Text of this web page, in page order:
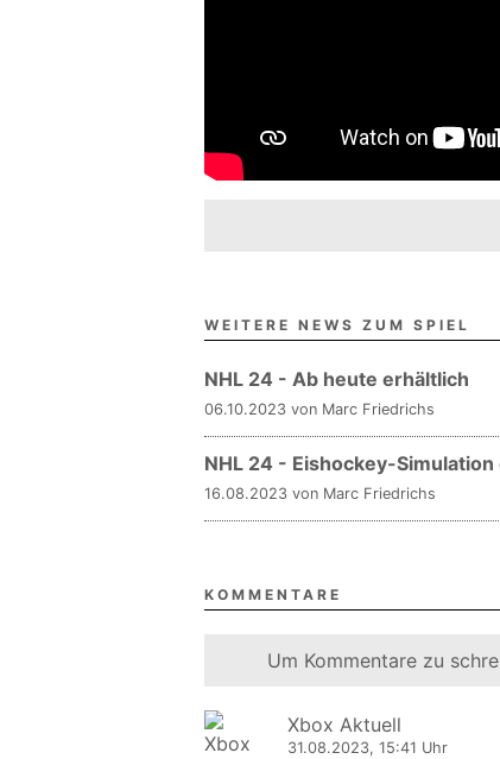
WEITERE NEWS ZUM SPIEL
NHL 24 - Ab heute erhältlich
06.10.2023 von Marc Friedrichs
NHL 24 - Eishockey-
16.08.2023 von Marc Friedrichs
KOMMENTARE
Um Kommentare zu
Xbox Aktuell
31.08.2023, 15:41 Uhr